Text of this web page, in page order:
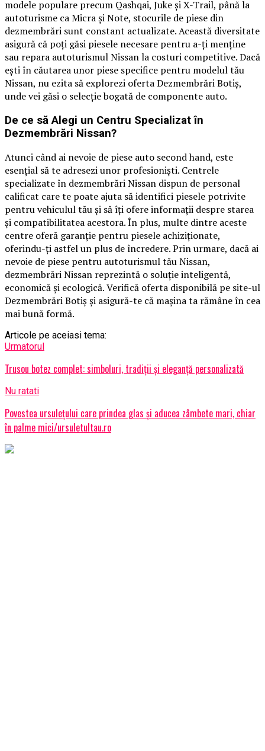
modele populare precum Qashqai, Juke și X-Trail, până la
autoturisme ca Micra și Note, stocurile de piese din
dezmembrări sunt constant actualizate. Această diversitate
asigură că poți găsi piesele necesare pentru a-ți menține
sau repara autoturismul Nissan la costuri competitive. Dacă
ești în căutarea unor piese specifice pentru modelul tău
Nissan, nu ezita să explorezi oferta Dezmembrări Botiș,
unde vei găsi o selecție bogată de componente auto.
De ce să Alegi un Centru Specializat în
Dezmembrări Nissan?
Atunci când ai nevoie de piese auto second hand, este
esențial să te adresezi unor profesioniști. Centrele
specializate în dezmembrări Nissan dispun de personal
calificat care te poate ajuta să identifici piesele potrivite
pentru vehiculul tău și să îți ofere informații despre starea
și compatibilitatea acestora. În plus, multe dintre aceste
centre oferă garanție pentru piesele achiziționate,
oferindu-ți astfel un plus de încredere. Prin urmare, dacă ai
nevoie de piese pentru autoturismul tău Nissan,
dezmembrări Nissan reprezintă o soluție inteligentă,
economică și ecologică. Verifică oferta disponibilă pe site-ul
Dezmembrări Botiș și asigură-te că mașina ta rămâne în cea
mai bună formă.
Articole pe aceiasi tema:
Urmatorul
Trusou botez complet: simboluri, tradiții și eleganță personalizată
Nu ratati
Povestea ursuleţului care prindea glas şi aducea zâmbete mari, chiar
în palme mici/ursuletultau.ro